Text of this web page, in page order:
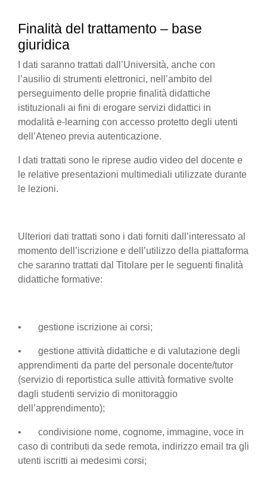
Finalità del trattamento – base
giuridica
I dati saranno trattati dall’Università, anche con
l’ausilio di strumenti elettronici, nell’ambito del
perseguimento delle proprie finalità didattiche
istituzionali ai fini di erogare servizi didattici in
modalità e-learning con accesso protetto degli utenti
dell’Ateneo previa autenticazione.
I dati trattati sono le riprese audio video del docente e
le relative presentazioni multimediali utilizzate durante
le lezioni.
Ulteriori dati trattati sono i dati forniti dall’interessato al
momento dell’iscrizione e dell’utilizzo della piattaforma
che saranno trattati dal Titolare per le seguenti finalità
didattiche formative:
• gestione iscrizione ai corsi;
• gestione attività didattiche e di valutazione degli
apprendimenti da parte del personale docente/tutor
(servizio di reportistica sulle attività formative svolte
dagli studenti servizio di monitoraggio
dell’apprendimento);
• condivisione nome, cognome, immagine, voce in
caso di contributi da sede remota, indirizzo email tra gli
utenti iscritti ai medesimi corsi;